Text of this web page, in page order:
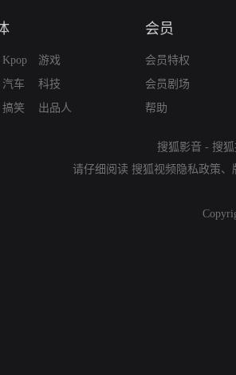
Kpop
汽车
搞笑
游戏
科技
出品人
会员
会员特权
会员剧场
帮助
搜狐影音 - 搜
请仔细阅读 搜狐视频隐私政策、